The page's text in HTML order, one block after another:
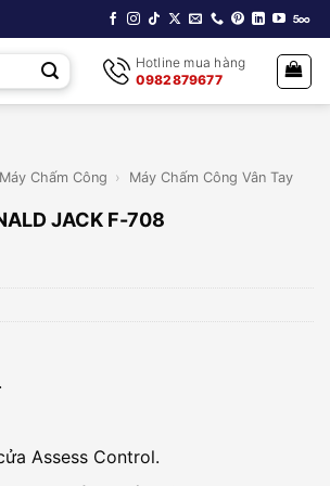
Hotline mua hàng
0982879677
Máy Chấm Công › Máy Chấm Công Vân Tay
JACK F-708
Assess Control.